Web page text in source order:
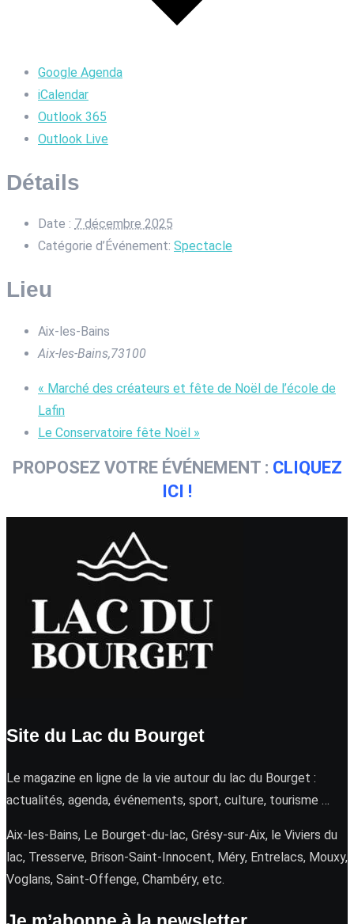
Google Agenda
iCalendar
Outlook 365
Outlook Live
Détails
Date : 7 décembre 2025
Catégorie d’Événement: Spectacle
Lieu
Aix-les-Bains
Aix-les-Bains,73100
« Marché des créateurs et fête de Noël de l’école de
Lafin
Le Conservatoire fête Noël »
PROPOSEZ VOTRE ÉVÉNEMENT : CLIQUEZ
ICI !
Site du Lac du Bourget
Le magazine en ligne de la vie autour du lac du Bourget :
actualités, agenda, événements, sport, culture, tourisme …
Aix-les-Bains, Le Bourget-du-lac, Grésy-sur-Aix, le Viviers du
lac, Tresserve, Brison-Saint-Innocent, Méry, Entrelacs, Mouxy,
Voglans, Saint-Offenge, Chambéry, etc.